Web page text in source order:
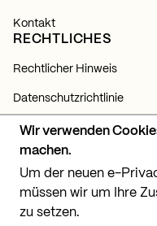
Wir verwenden
machen.
Um der neuen e-
müssen wir um Ihre
zu setzen.
Kontakt
RECHTLICHES
Rechtlicher Hinweis
Datenschutzrichtlinie
Cookie-Richtlinie
NEWSLETTER
Abonnieren Sie sich und
Neuigkeiten, Produkte